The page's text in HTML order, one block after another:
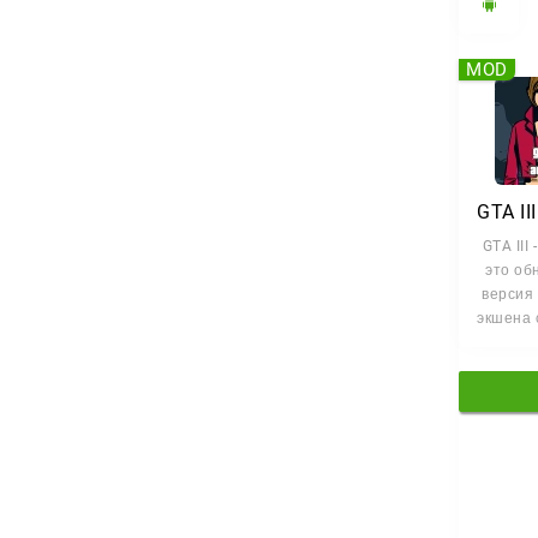
GTA III
это
версия
экшена
MOD